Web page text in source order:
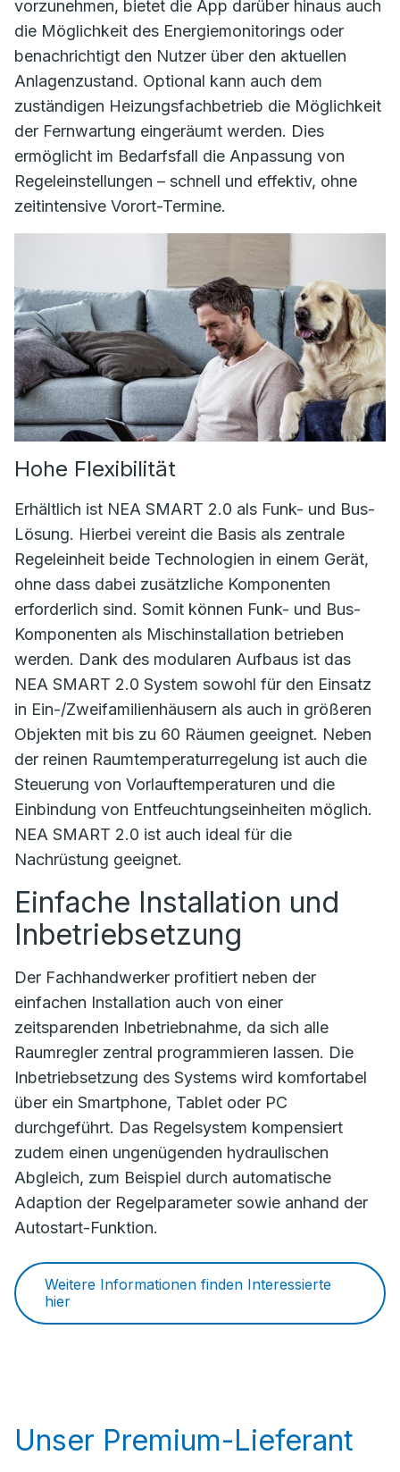
vorzunehmen, bietet die App darüber hinaus auch
die Möglichkeit des Energiemonitorings oder
benachrichtigt den Nutzer über den aktuellen
Anlagenzustand. Optional kann auch dem
zuständigen Heizungsfachbetrieb die Möglichkeit
der Fernwartung eingeräumt werden. Dies
ermöglicht im Bedarfsfall die Anpassung von
Regeleinstellungen – schnell und effektiv, ohne
zeitintensive Vorort-Termine.
Hohe Flexibilität
Erhältlich ist NEA SMART 2.0 als Funk- und Bus-
Lösung. Hierbei vereint die Basis als zentrale
Regeleinheit beide Technologien in einem Gerät,
ohne dass dabei zusätzliche Komponenten
erforderlich sind. Somit können Funk- und Bus-
Komponenten als Mischinstallation betrieben
werden. Dank des modularen Aufbaus ist das
NEA SMART 2.0 System sowohl für den Einsatz
in Ein-/Zweifamilienhäusern als auch in größeren
Objekten mit bis zu 60 Räumen geeignet. Neben
der reinen Raumtemperaturregelung ist auch die
Steuerung von Vorlauftemperaturen und die
Einbindung von Entfeuchtungseinheiten möglich.
NEA SMART 2.0 ist auch ideal für die
Nachrüstung geeignet.
Einfache Installation und
Inbetriebsetzung
Der Fachhandwerker profitiert neben der
einfachen Installation auch von einer
zeitsparenden Inbetriebnahme, da sich alle
Raumregler zentral programmieren lassen. Die
Inbetriebsetzung des Systems wird komfortabel
über ein Smartphone, Tablet oder PC
durchgeführt. Das Regelsystem kompensiert
zudem einen ungenügenden hydraulischen
Abgleich, zum Beispiel durch automatische
Adaption der Regelparameter sowie anhand der
Autostart-Funktion.
Weitere Informationen finden Interessierte
hier
Unser Premium-Lieferant